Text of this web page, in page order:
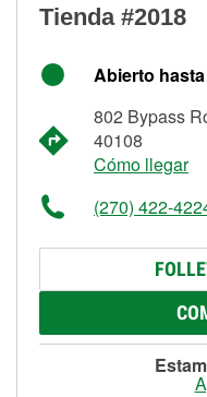
Tienda #2018
Abierto
802 Bypass
40108
Cómo llegar
(270) 422-